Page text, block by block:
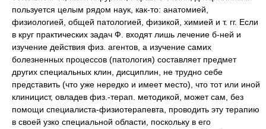
пользуется целым рядом наук, как-то: анатомией,
физиологией, общей патологией, физикой, химией и т. гг. Если
в круг практических задач Ф. входят лишь лечение б-ней и
изучение действия физ. агентов, а изучение самих
болезненных процессов (патология) составляет предмет
других специальных клин, дисциплин, не трудно себе
представить (что уже нередко и имеет место), что тот или иной
клиницист, овладев физ.-терап. методикой, может сам, без
помощи специалиста-физиотерапевта, проводить эту терапию
в своей узко специальной области, поскольку в его